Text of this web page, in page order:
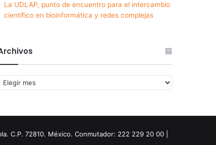
La UDLAP, punto de encuentro para el intercambio
científico en bioinformática y redes complejas
Archivos
C.P. 72810. México. Conmutador: 222 229 20 00 |